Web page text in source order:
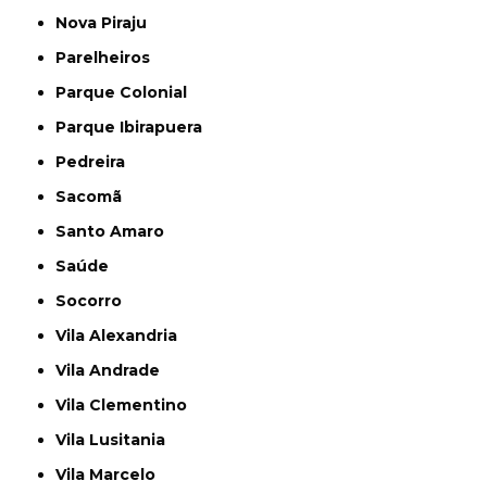
Nova Piraju
Parelheiros
Parque Colonial
Parque Ibirapuera
Pedreira
Sacomã
Santo Amaro
Saúde
Socorro
Vila Alexandria
Vila Andrade
Vila Clementino
Vila Lusitania
Vila Marcelo